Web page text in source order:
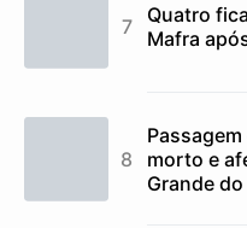
Quatro
Mafra
morto e
Grande do